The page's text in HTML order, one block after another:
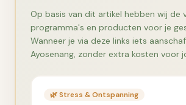
Op basis van dit artikel hebben wij de
programma's en producten voor je
Wanneer je via deze links iets
Ayosenang, zonder extra kosten voor
🌿Stress & Ontspanning